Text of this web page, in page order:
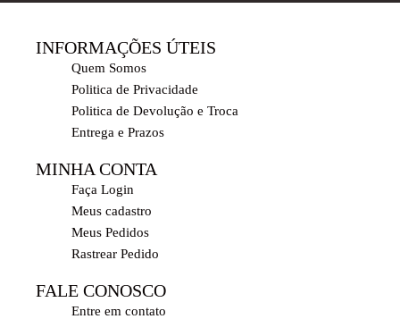
INFORMAÇÕES ÚTEIS
Quem Somos
Politica de Privacidade
Politica de Devolução e Troca
Entrega e Prazos
MINHA CONTA
Faça Login
Meus cadastro
Meus Pedidos
Rastrear Pedido
FALE CONOSCO
Entre em contato